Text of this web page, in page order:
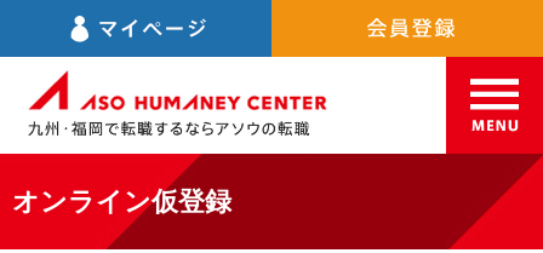
オンライン仮登録